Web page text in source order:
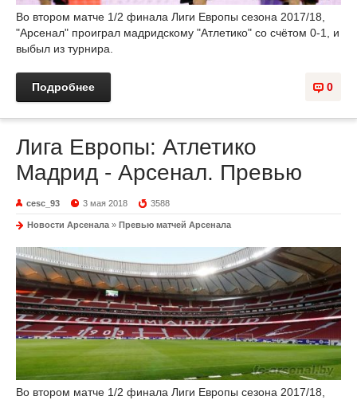
Во втором матче 1/2 финала Лиги Европы сезона 2017/18,
"Арсенал" проиграл мадридскому "Атлетико" со счётом 0-1, и
выбыл из турнира.
0
Подробнее
Лига Европы: Атлетико
Мадрид - Арсенал. Превью
cesc_93 3 мая 2018 3588
Новости Арсенала » Превью матчей Арсенала
Во втором матче 1/2 финала Лиги Европы сезона 2017/18,